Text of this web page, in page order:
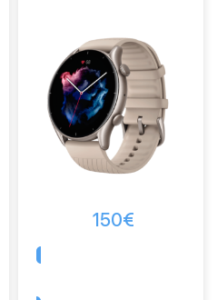
150€